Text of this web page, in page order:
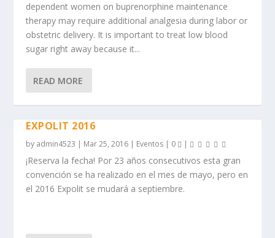
dependent women on buprenorphine maintenance
therapy may require additional analgesia during labor or
obstetric delivery. It is important to treat low blood
sugar right away because it...
READ MORE
EXPOLIT 2016
by admin4523 | Mar 25, 2016 | Eventos | 0 |
¡Reserva la fecha! Por 23 años consecutivos esta gran
convención se ha realizado en el mes de mayo, pero en
el 2016 Expolit se mudará a septiembre.